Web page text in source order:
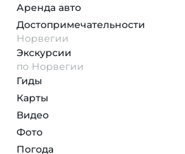
Аренда авто
Достопримеча­тельности
Норвегии
Экскурсии
по Норвегии
Гиды
Карты
Видео
Фото
Погода